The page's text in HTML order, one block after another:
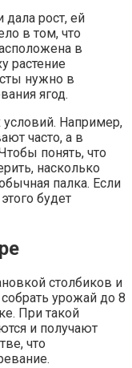
рост, ей
в том, что
в
растение
нужно в
ягод.
условий. Например,
часто, а в
понять, что
насколько
палка. Если
будет
столбиков и
урожай до 8
При такой
и получают
что